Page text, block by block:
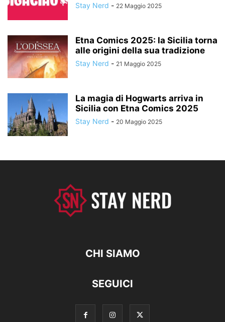
Stay Nerd - 22 Maggio 2025
Etna Comics 2025: la Sicilia torna
alle origini della sua tradizione
Stay Nerd - 21 Maggio 2025
La magia di Hogwarts arriva in
Sicilia con Etna Comics 2025
Stay Nerd - 20 Maggio 2025
CHI SIAMO
SEGUICI